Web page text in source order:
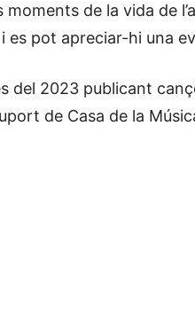
moments de la vida de
es pot apreciar-hi una
del 2023 publicant
de Casa de la